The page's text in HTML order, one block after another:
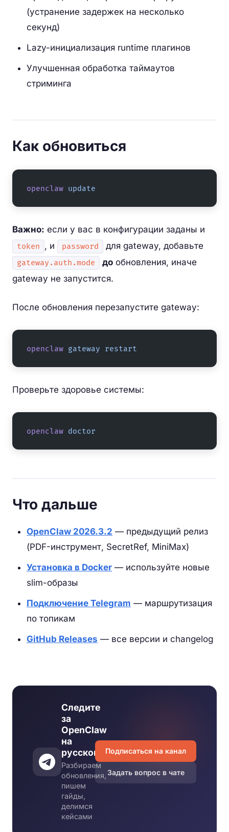
(устранение задержек на несколько
секунд)
Lazy-инициализация runtime плагинов
Улучшенная обработка таймаутов
стриминга
Как обновиться
openclaw update
Важно: если у вас в конфигурации заданы и
token , и password для gateway, добавьте
gateway.auth.mode до обновления, иначе
gateway не запустится.
После обновления перезапустите gateway:
openclaw gateway restart
Проверьте здоровье системы:
openclaw doctor
Что дальше
OpenClaw 2026.3.2 — предыдущий релиз
(PDF-инструмент, SecretRef, MiniMax)
Установка в Docker — используйте новые
slim-образы
Подключение Telegram — маршрутизация
по топикам
GitHub Releases — все версии и changelog
Следите
за
OpenClaw
на
русском
Разбираем
обновления,
пишем
гайды,
делимся
кейсами
Подписаться на канал
Задать вопрос в чате